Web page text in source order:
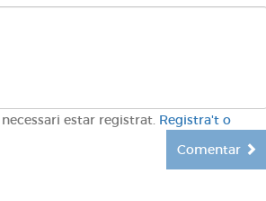
estar registrat. Registra't o
Comentar